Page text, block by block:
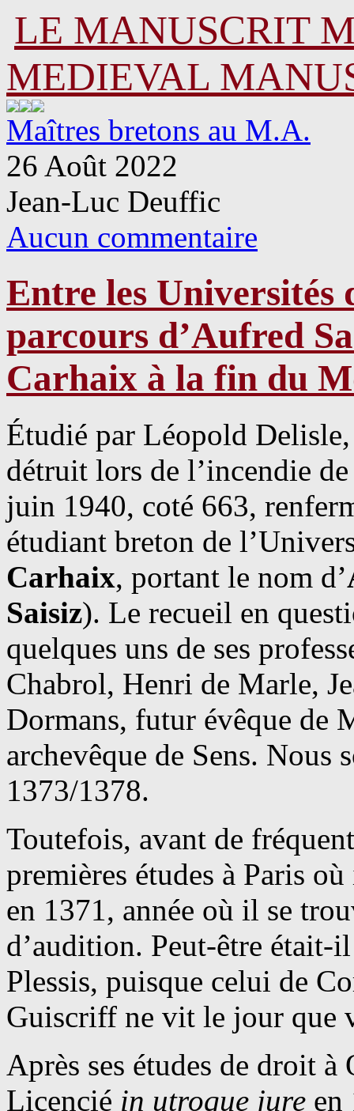
LE MANUSCRIT
MEDIEVAL
Maîtres bretons au M.A.
26 Août 2022
Jean-Luc Deuffic
Aucun commentaire
Entre les Universités
parcours d’Aufred
Carhaix à la fin du
Étudié par Léopold
détruit lors de l’incendie
juin 1940, coté 663,
étudiant breton de
Carhaix, portant le nom d’
Saisiz). Le recueil en
quelques uns de ses
Chabrol, Henri de Marle,
Dormans, futur évêque de
archevêque de Sens. Nous
1373/1378.
Toutefois, avant de
premières études à Paris
en 1371, année où il se
d’audition. Peut-être était-
Plessis, puisque celui de
Guiscriff ne vit le jour que
Après ses études de droit
Licencié in utroque jure